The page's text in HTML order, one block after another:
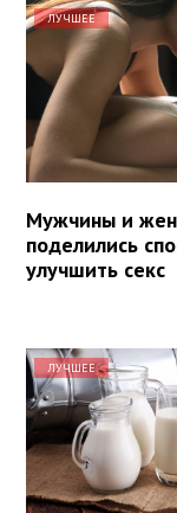
ЛУЧШЕЕ
Мужчины и
поделились
улучшить секс
ЛУЧШЕЕ